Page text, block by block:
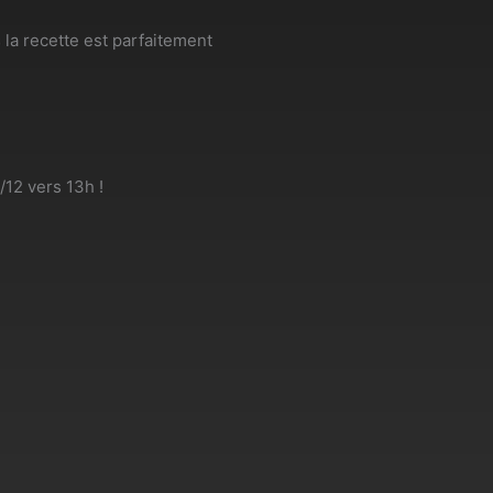
la recette est parfaitement
vers 13h !